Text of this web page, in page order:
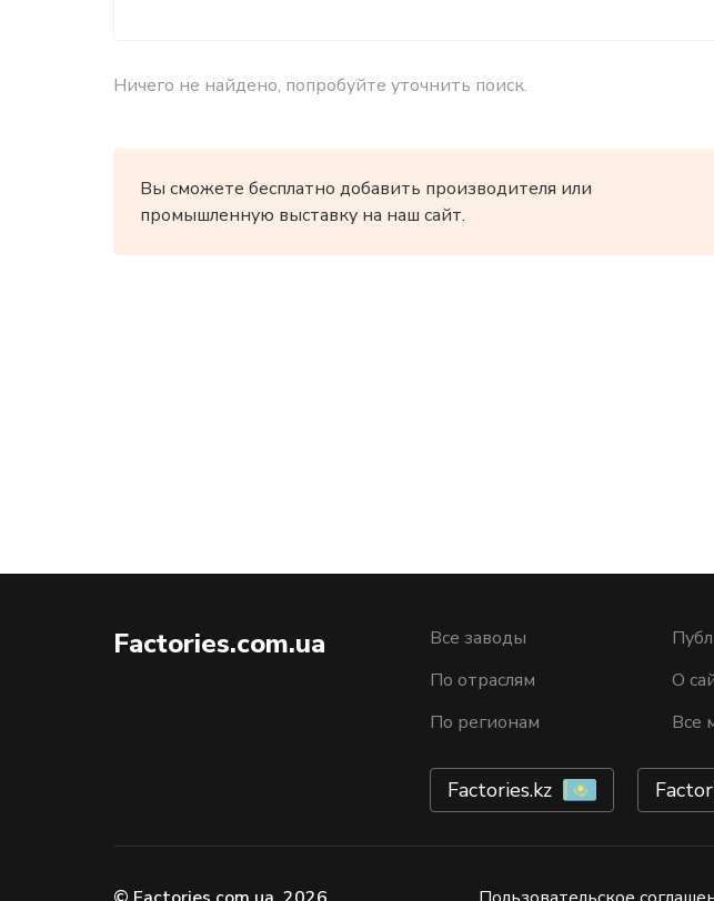
Ничего не найдено, попробуйте уточнить поиск.
Вы сможете бесплатно добавить производителя или
промышленную выставку на наш сайт.
Factories.com.ua
Все заводы
По отраслям
По регионам
О
Все
Factories.kz